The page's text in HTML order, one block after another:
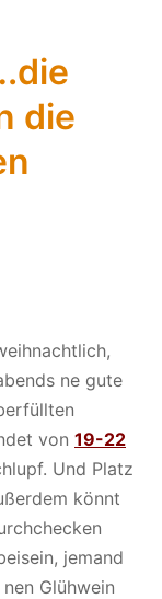
die
ne gute
von 19-22
Und Platz
könnt
jemand
Glühwein